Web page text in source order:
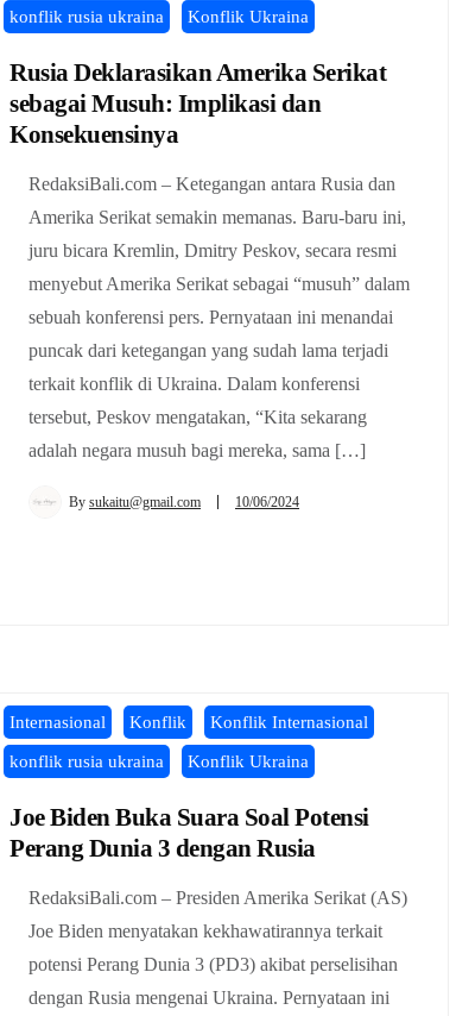
konflik rusia ukraina Konflik Ukraina
Rusia Deklarasikan Amerika Serikat
sebagai Musuh: Implikasi dan
Konsekuensinya
RedaksiBali.com – Ketegangan antara Rusia dan
Amerika Serikat semakin memanas. Baru-baru ini,
juru bicara Kremlin, Dmitry Peskov, secara resmi
menyebut Amerika Serikat sebagai “musuh” dalam
sebuah konferensi pers. Pernyataan ini menandai
puncak dari ketegangan yang sudah lama terjadi
terkait konflik di Ukraina. Dalam konferensi
tersebut, Peskov mengatakan, “Kita sekarang
adalah negara musuh bagi mereka, sama […]
By sukaitu@gmail.com 10/06/2024
Internasional Konflik Konflik Internasional
konflik rusia ukraina Konflik Ukraina
Joe Biden Buka Suara Soal Potensi
Perang Dunia 3 dengan Rusia
RedaksiBali.com – Presiden Amerika Serikat (AS)
Joe Biden menyatakan kekhawatirannya terkait
potensi Perang Dunia 3 (PD3) akibat perselisihan
dengan Rusia mengenai Ukraina. Pernyataan ini